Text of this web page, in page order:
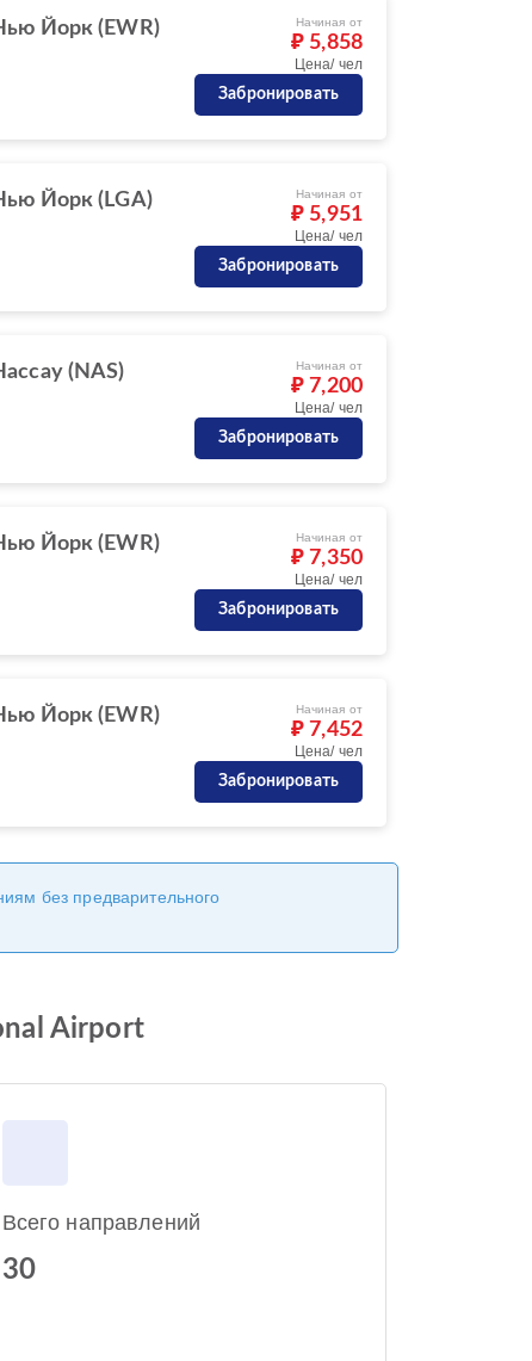
Йорк (EWR) Начиная от
₽ 5,858
Цена/ чел
Забронировать
Йорк (LGA) Начиная от
₽ 5,951
Цена/ чел
Забронировать
(NAS) Начиная от
₽ 7,200
Цена/ чел
Забронировать
Йорк (EWR) Начиная от
₽ 7,350
Цена/ чел
Забронировать
Йорк (EWR) Начиная от
₽ 7,452
Цена/ чел
Забронировать
без предварительного
Airport
Всего направлений
30